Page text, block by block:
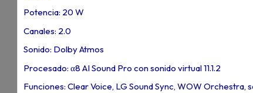
Potencia: 20 W
Canales: 2.0
Sonido: Dolby Atmos
Procesado: α8 AI Sound Pro con sonido virtual 11.1.2
Funciones: Clear Voice, LG Sound Sync, WOW Orchestra,